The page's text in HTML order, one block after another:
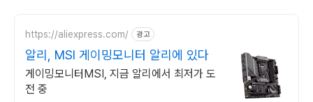
https://aliexpress.com/ 광고
알리, MSI 게이밍모니터 알리에 있다
게이밍모니터MSI, 지금 알리에서 최저가 도
전 중